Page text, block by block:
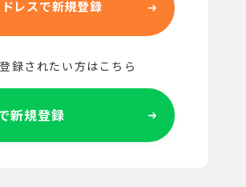
レスで新規登録
録されたい方はこちら
新規登録